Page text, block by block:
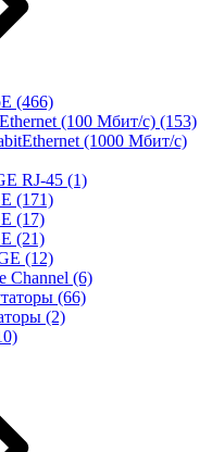
(466)
(100 Мбит/с) (153)
(1000 Мбит/с)
RJ-45 (1)
(171)
(17)
(21)
(12)
Channel (6)
(66)
(2)